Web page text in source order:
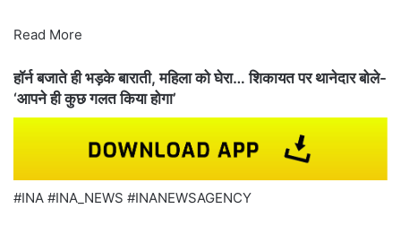
Read More
हॉर्न बजाते ही भड़के बाराती, महिला को घेरा… शिकायत पर थानेदार बोले-
‘आपने ही कुछ गलत किया होगा’
#INA #INA_NEWS #INANEWSAGENCY